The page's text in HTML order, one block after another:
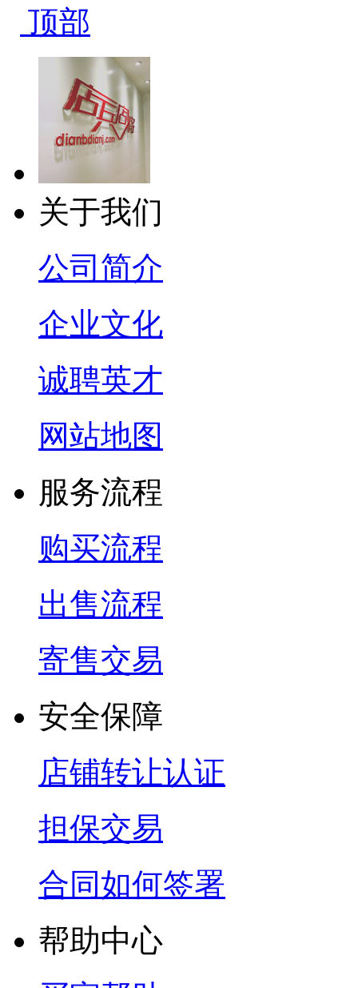
顶部
关于我们
公司简介
企业文化
诚聘英才
网站地图
服务流程
购买流程
出售流程
寄售交易
安全保障
店铺转让认证
担保交易
合同如何签署
帮助中心